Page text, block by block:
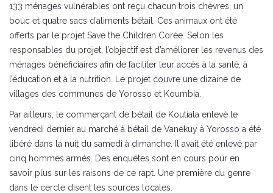
133 ménages vulnérables ont reçu chacun trois chèvres, un
bouc et quatre sacs d’aliments bétail. Ces animaux ont été
offerts par le projet Save the Children Corée. Selon les
responsables du projet, l’objectif est d’améliorer les revenus des
ménages bénéficiaires afin de faciliter leur accès à la santé, à
l’éducation et à la nutrition. Le projet couvre une dizaine de
villages des communes de Yorosso et Koumbia.
Par ailleurs, le commerçant de bétail de Koutiala enlevé le
vendredi dernier au marché à bétail de Vanekuy à Yorosso a été
libéré dans la nuit du samedi à dimanche. Il avait été enlevé par
cinq hommes armés. Des enquêtes sont en cours pour en
savoir plus sur les raisons de ce rapt. Une première du genre
dans le cercle disent les sources locales.